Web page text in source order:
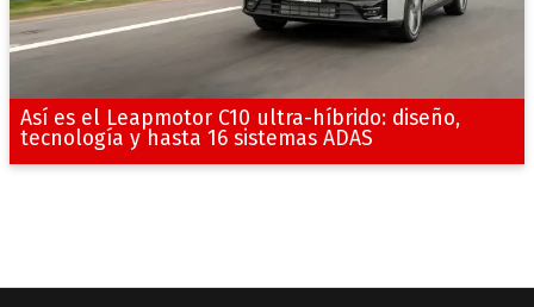
Así es el Leapmotor C10 ultra-híbrido: diseño,
tecnología y hasta 16 sistemas ADAS